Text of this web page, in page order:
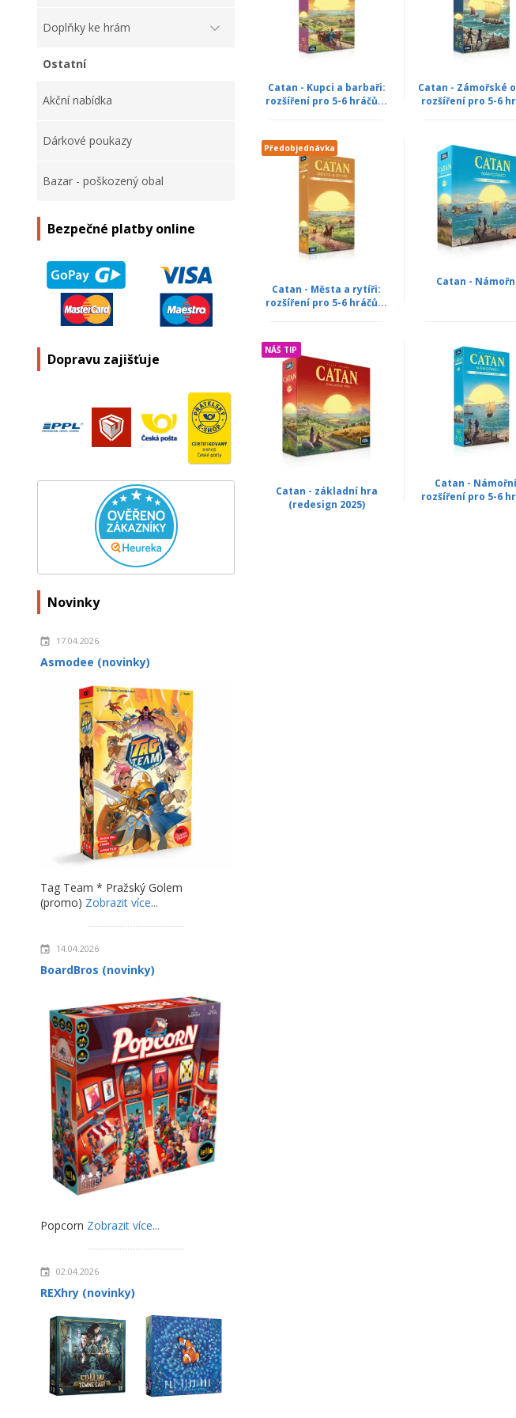
Doplňky ke hrám
Ostatní
Akční nabídka
Dárkové poukazy
Bazar - poškozený obal
Bezpečné platby online
Dopravu zajišťuje
Novinky
17.04.2026
Asmodee (novinky)
Tag Team * Pražský Golem
(promo) Zobrazit více...
14.04.2026
BoardBros (novinky)
Popcorn Zobrazit více...
02.04.2026
REXhry (novinky)
Catan - Kupci a barbaři:
rozšíření pro 5-6 hráčů...
Catan - Zámořské
rozšíření pro 5-6
Předobjednávka
Catan - Města a rytíři:
rozšíření pro 5-6 hráčů...
Catan -
NÁŠ TIP
Catan - základní hra
(redesign 2025)
Catan -
rozšíření pro 5-6